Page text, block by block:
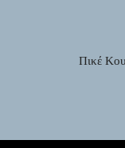
Πικέ